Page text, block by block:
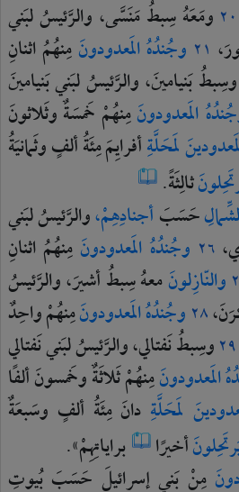
٢٠ ومَعَهُسِبطُمَنَسَّى،والرَّئيسُلبَني
٢١ وجُندُهُالمَعدودونَمِنهُمُاثنانِ
وسِبطُبَنيامينَ،والرَّئيسُلبَنيبَنيامينَ
المَعدودونَمِنهُمْخَمسَةٌوثَلاثونَ
لمَحَلَّةِأفرايِمَمِئَةُألفٍوثَمانيَةُ
ثالِثَةً.
حَسَبَأجنادِهِمْ،والرَّئيسُلبَني
٢٦ وجُندُهُ المَعدودونَمِنهُمُاثنانِ
والنّازِلونَمعهُسِبطُأشيرَ،والرَّئيسُ
٢٨ وجُندُهُالمَعدودونَمِنهُمْواحِدٌ
٢٩وسِبطُنَفتالي،والرَّئيسُلبَنينَفتالي
المَعدودونَمِنهُمْثَلاثَةٌوخَمسونَألفًا
لمَحَلَّةِ دانَمِئَةُ ألفٍ وسَبعَةٌ
أخيرًا براياتِهِمْ».
مِنْبَنيإسرائيلَ حَسَبَبُيوتِ